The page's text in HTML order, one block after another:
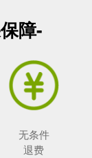
障-
无条件
退费